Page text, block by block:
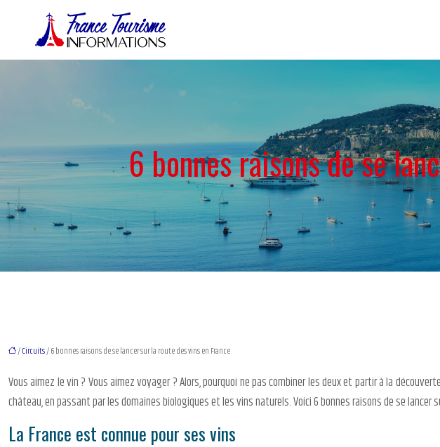
6 bonnes raisons de se
/Circuits/ 6 bonnes raisons de se lancer sur la route des vins en France
Vous aimez le vin ? Vous aimez voyager ? Alors, pourquoi ne pas combiner les deux et partir à la
château, en passant par les domaines biologiques et les vins naturels. Voici 6 bonnes raisons de se lancer
La France est connue pour ses vins